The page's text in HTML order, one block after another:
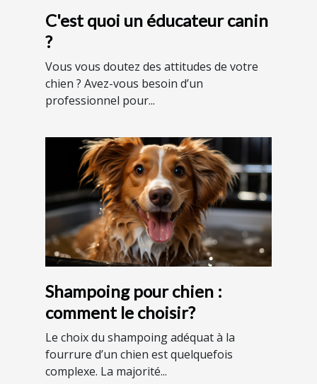
C'est quoi un éducateur canin
?
Vous vous doutez des attitudes de votre
chien ? Avez-vous besoin d’un
professionnel pour...
Shampoing pour chien :
comment le choisir?
Le choix du shampoing adéquat à la
fourrure d’un chien est quelquefois
complexe. La majorité...